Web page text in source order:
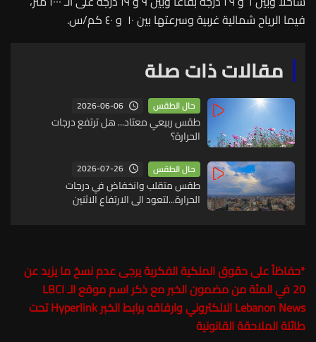
فيما الرياح شمالية غربية وسرعتها بين ١٠ و ٤٠ كم/س.
مقالات ذات صلة
حال الطقس 2026-06-06
طقس ربيعي معتاد... هل ترتفع درجات
الحرارة؟
حال الطقس 2026-07-26
طقس متقلب وانخفاض في درجات
الحرارة...لتعود الى الارتفاع الاثنين
*حفاظاً على حقوق الملكية الفكرية يرجى عدم نسخ ما يزيد عن
20 في المئة من مضمون الخبر مع ذكر اسم موقع الـ LBCI
Lebanon News الالكتروني وارفاقه برابط الخبر Hyperlink تحت
طائلة الملاحقة القانونية